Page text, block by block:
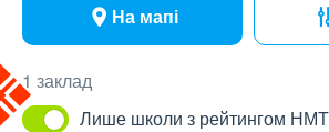
На мапі
1 заклад
Лише школи з рейтингом НМТ